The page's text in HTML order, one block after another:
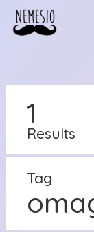
1
Results
Tag